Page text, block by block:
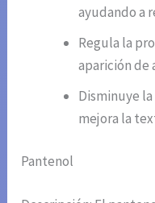
ayudando a
Regula la
aparición de
Disminuye
mejora la
Pantenol